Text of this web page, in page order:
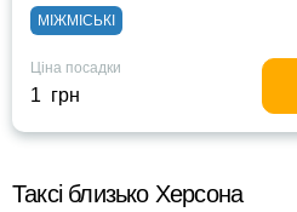
МІЖМІСЬКІ
Ціна посадки
1 грн
Таксі близько Херсона